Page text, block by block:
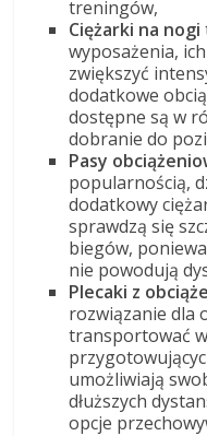
treningów,
Ciężarki na nogi
wyposażenia,
zwiększyć
dodatkowe
dostępne są w
dobranie do
Pasy
popularnością,
dodatkowy
sprawdzą się
biegów,
nie powodują
Plecaki z
rozwiązanie dla
transportować
umożliwiają
dłuższych
opcje